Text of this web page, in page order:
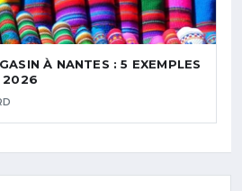
À NANTES : 5 EXEMPLES
2026